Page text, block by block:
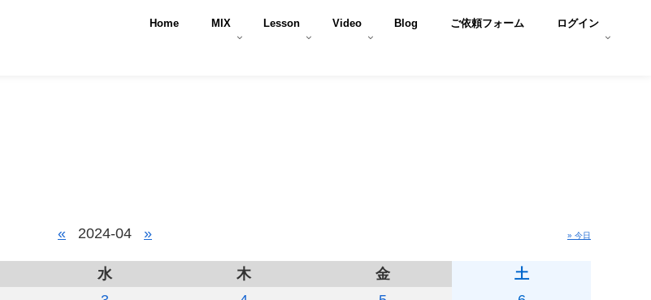
Home MIX Lesson Video Blog ご依頼フォーム ログイン
« 2024-04 » » 今日
水 木 金
土